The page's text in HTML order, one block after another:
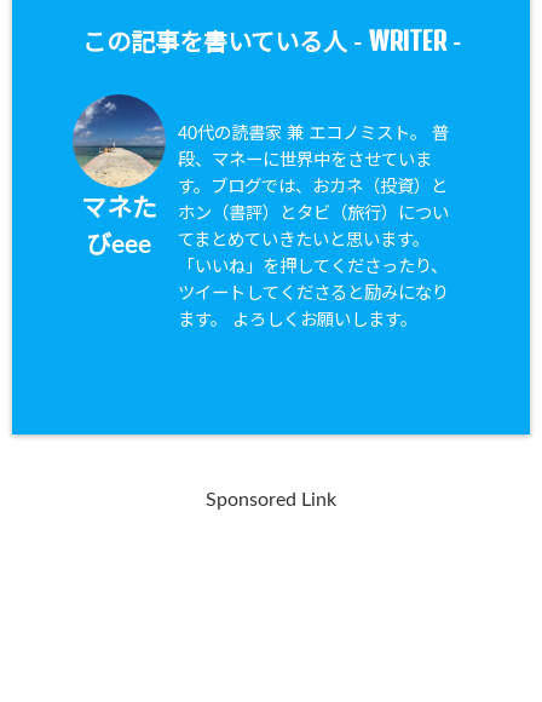
この記事を書いている人 - WRITER-
マネた
びeee
40代の読書家 兼 エコノミスト。 普
段、マネーに世界中をさせていま
す。ブログでは、おカネ（投資）と
ホン（書評）とタビ（旅行）につい
てまとめていきたいと思います。
「いいね」を押してくださったり、
ツイートしてくださると励みになり
ます。 よろしくお願いします。
Sponsored Link